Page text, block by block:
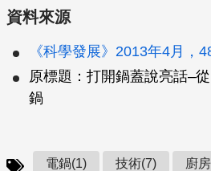
資料來源
《科學發展》2013年4月，
原標題：打開鍋蓋說亮話–
鍋
電鍋(1) 技術(7) 廚